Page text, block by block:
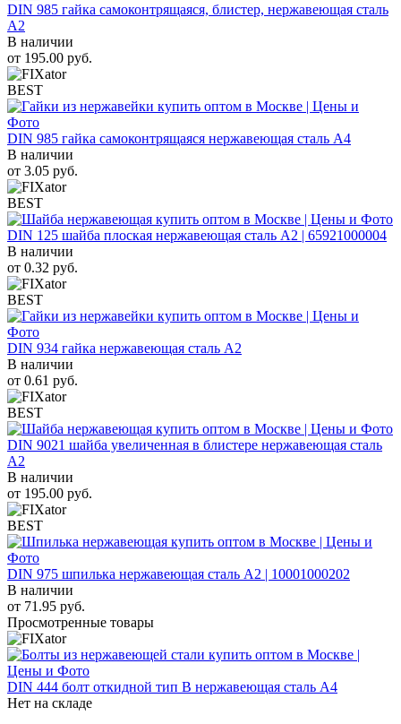
DIN 985 гайка самоконтрящаяся, блистер, нержавеющая сталь
A2
В наличии
от 195.00 руб.
BEST
DIN 985 гайка самоконтрящаяся нержавеющая сталь A4
В наличии
от 3.05 руб.
BEST
DIN 125 шайба плоская нержавеющая сталь A2 | 65921000004
В наличии
от 0.32 руб.
BEST
DIN 934 гайка нержавеющая сталь A2
В наличии
от 0.61 руб.
BEST
DIN 9021 шайба увеличенная в блистере нержавеющая сталь
A2
В наличии
от 195.00 руб.
BEST
DIN 975 шпилька нержавеющая сталь A2 | 10001000202
В наличии
от 71.95 руб.
Просмотренные товары
DIN 444 болт откидной тип B нержавеющая сталь A4
Нет на складе